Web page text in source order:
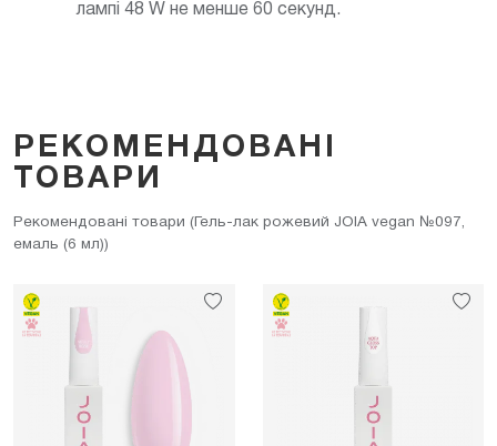
лампі 48 W не менше 60 секунд.
РЕКОМЕНДОВАНІ
ТОВАРИ
Рекомендовані товари (Гель-лак рожевий JOIA vegan №097,
емаль (6 мл))